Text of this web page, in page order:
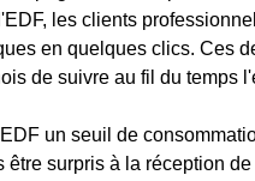
les clients
en quelques clics. Ces
de suivre au fil du temps
un seuil de
surpris à la réception